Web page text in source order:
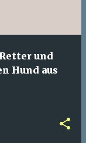
und
Hund aus